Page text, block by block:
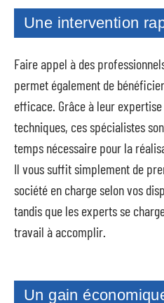
Une intervention
Faire appel à des
permet également de
efficace. Grâce à leur
techniques, ces spécialistes
temps nécessaire pour la
Il vous suffit simplement de
société en charge selon vos
tandis que les experts se
travail à accomplir.
Un gain